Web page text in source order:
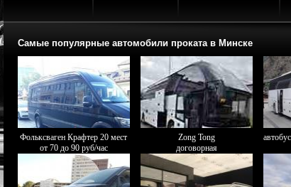
Самые популярные автомобили проката в Минске
Фольксваген Крафтер 20 мест
от 70 до 90 руб/час
Zong Tong
договорная